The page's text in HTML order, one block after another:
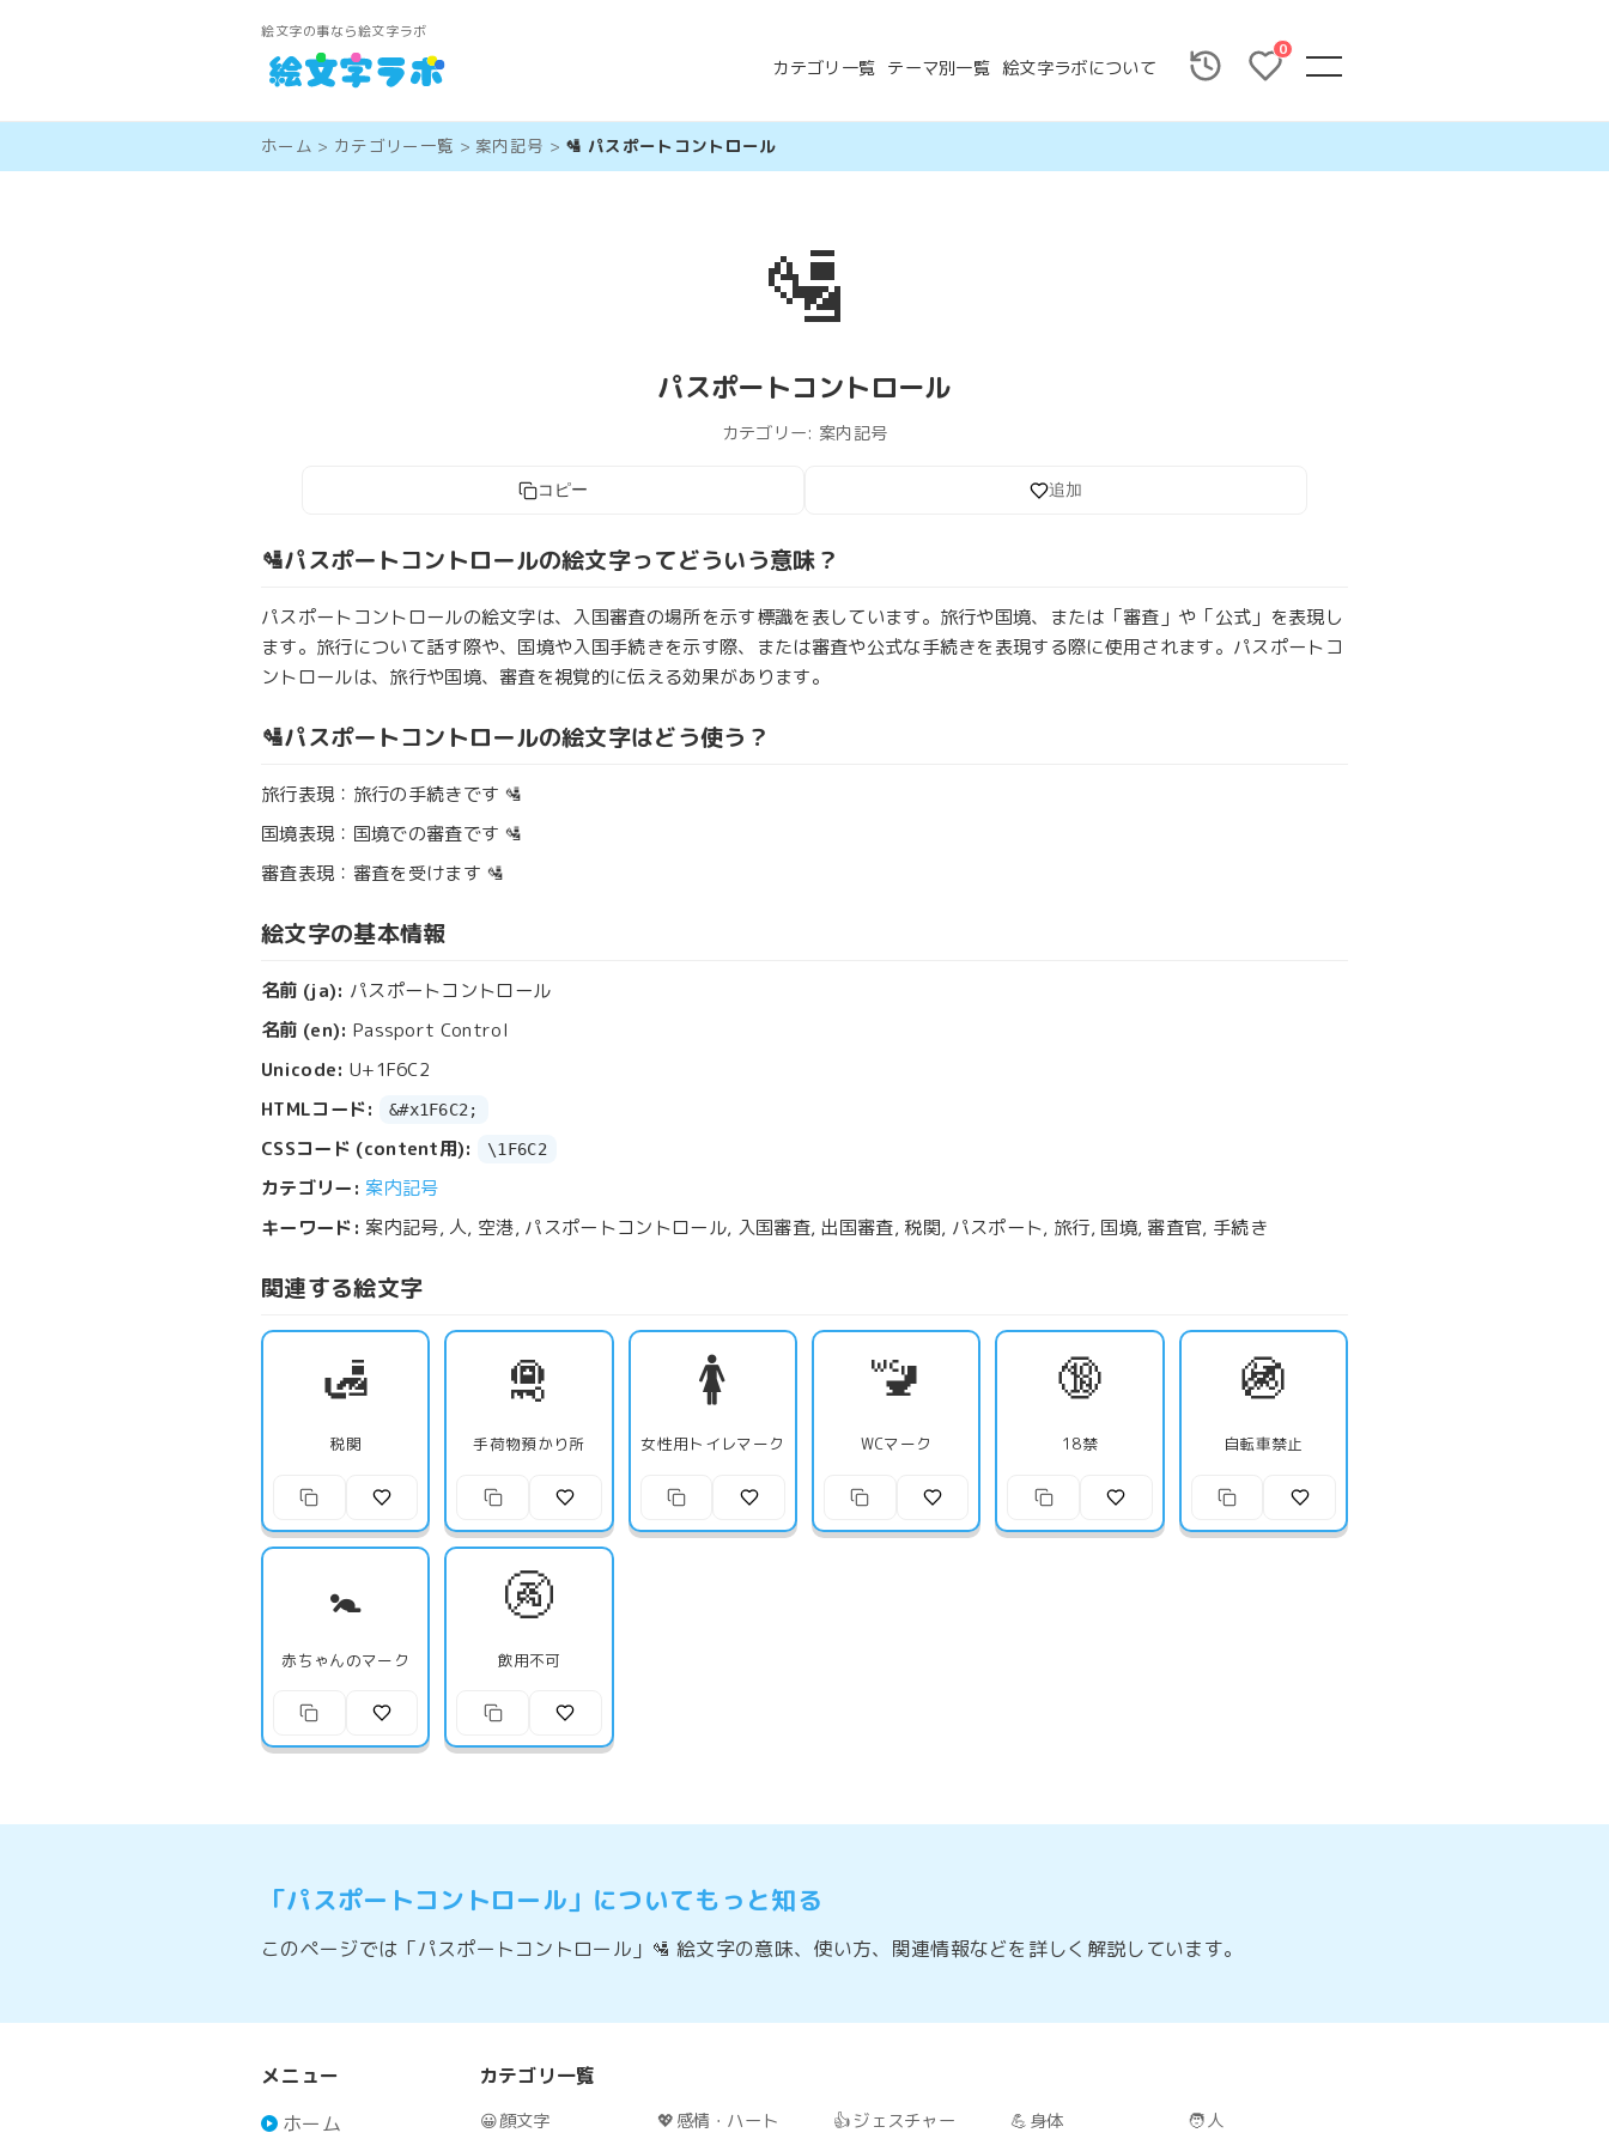
絵文字の事なら絵文字ラボ
カテゴリ一覧 テーマ別一覧 絵文字ラボについて
0
ホーム > カテゴリー一覧 > 案内記号 > 🛂 パスポートコントロール
🛂
パスポートコントロール
カテゴリー: 案内記号
コピー 追加
🛂パスポートコントロールの絵文字ってどういう意味？
パスポートコントロールの絵文字は、入国審査の場所を示す標識を表しています。旅行や国境、または「審査」や「公式」を表現し
ます。旅行について話す際や、国境や入国手続きを示す際、または審査や公式な手続きを表現する際に使用されます。パスポートコ
ントロールは、旅行や国境、審査を視覚的に伝える効果があります。
🛂パスポートコントロールの絵文字はどう使う？
旅行表現：旅行の手続きです 🛂
国境表現：国境での審査です 🛂
審査表現：審査を受けます 🛂
絵文字の基本情報
名前 (ja): パスポートコントロール
名前 (en): Passport Control
Unicode: U+1F6C2
HTMLコード:
&#x1F6C2;
CSSコード (content用): \1F6C2
カテゴリー: 案内記号
キーワード: 案内記号, 人, 空港, パスポートコントロール, 入国審査, 出国審査, 税関, パスポート, 旅行, 国境, 審査官, 手続き
関連する絵文字
🛃
税関
🛅
手荷物預かり所
🚺
女性用トイレマーク
🚾
WCマーク
🔞
18禁
🚳
自転車禁止
🚼
赤ちゃんのマーク
🚱
飲用不可
「パスポートコントロール」についてもっと知る
このページでは「パスポートコントロール」🛂 絵文字の意味、使い方、関連情報などを詳しく解説しています。
メニュー
ホーム
カテゴリ一覧
😀顔文字 💖 感情・ハート 👍 ジェスチャー 💪 身体 🧑人